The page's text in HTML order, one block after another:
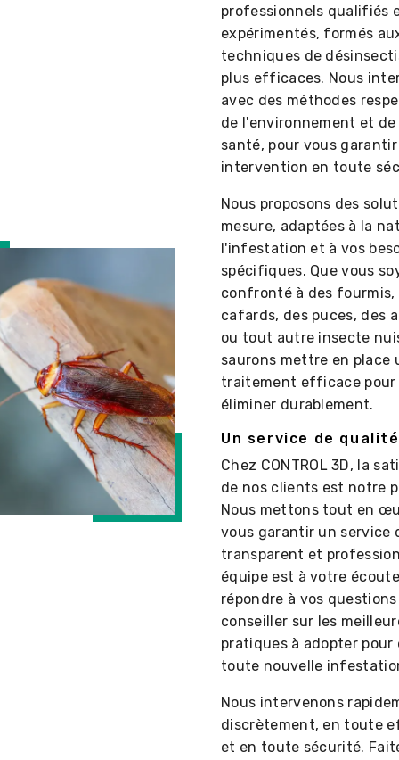
professionnels qualifiés
expérimentés, formés
techniques de
plus efficaces. Nous
avec des méthodes
de l'environnement et
santé, pour vous
intervention en toute
Nous proposons des
mesure, adaptées à la
l'infestation et à vos
spécifiques. Que vous
confronté à des fourmis,
cafards, des puces, des
ou tout autre insecte
saurons mettre en place
traitement efficace pour
éliminer durablement.
Un service de
Chez CONTROL 3D, la
de nos clients est notre
Nous mettons tout en
vous garantir un service
transparent et
équipe est à votre
répondre à vos
conseiller sur les
pratiques à adopter pour
toute nouvelle
Nous intervenons
discrètement, en toute
et en toute sécurité.